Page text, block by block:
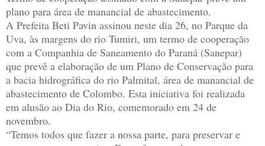
plano para área de manancial de abastecimento.
A Prefeita Beti Pavin assinou neste dia 26, no Parque da
Uva, às margens do rio Tumiri, um termo de cooperação
com a Companhia de Saneamento do Paraná (Sanepar)
que prevê a elaboração de um Plano de Conservação para
a bacia hidrográfica do rio Palmital, área de manancial de
abastecimento de Colombo. Esta iniciativa foi realizada
em alusão ao Dia do Rio, comemorado em 24 de
novembro.
“Temos todos que fazer a nossa parte, para preservar e